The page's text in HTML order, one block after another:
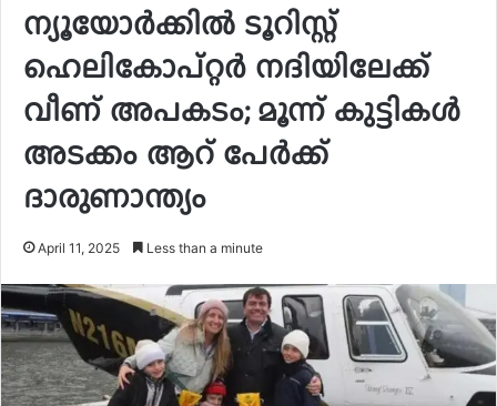
ന്യൂയോർക്കിൽ ടൂറിസ്റ്റ്
ഹെലികോപ്റ്റർ നദിയിലേക്ക്
വീണ് അപകടം; മൂന്ന് കുട്ടികൾ
അടക്കം ആറ് പേർക്ക്
ദാരുണാന്ത്യം
April 11, 2025 Less than a minute